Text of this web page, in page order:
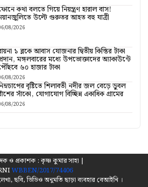
কথা বলতে গিয়ে নিয়ন্ত্রণ হারাল বাস!
উল্টে গুরুতর আহত বহু যাত্রী
08/2026
১ ব্লকে আবাস যোজনার দ্বিতীয় কিস্তির টাকা
মঙ্গলবারের মধ্যে উপভোক্তাদের অ্যাকাউন্টে
৬০ হাজার টাকা
08/2026
বৃষ্টিতে শিলাবতী নদীর জল বেড়ে ডুবল
সাঁকো, যোগাযোগ বিচ্ছিন্ন একাধিক গ্রামের
08/2026
ও প্রকাশক : কৃষ্ণ কুমার সাহা |
WBBEN/2017/74406
ছবি, ভিডিও অনুমতি ছাড়া ব্যবহার বেআইনি ।